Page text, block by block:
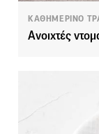
ΚΑΘΗΜΕΡΙΝΟ
Ανοιχτές